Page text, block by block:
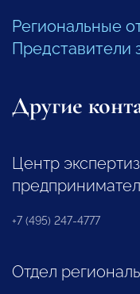
Региональные
Представители
Другие
Центр
+7 (495) 247-4777
Отдел